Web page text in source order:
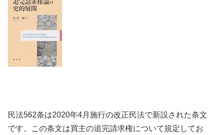
民法562条は2020年4月施行の改正民法で新設された条文
です。この条文は買主の追完請求権について規定してお